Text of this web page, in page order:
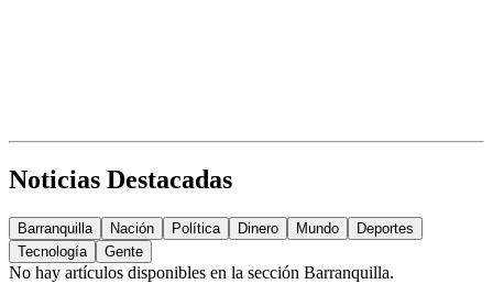
Noticias Destacadas
Barranquilla Nación Política Dinero Mundo
Deportes
Tecnología
Gente
No hay artículos disponibles en la sección Barranquilla.